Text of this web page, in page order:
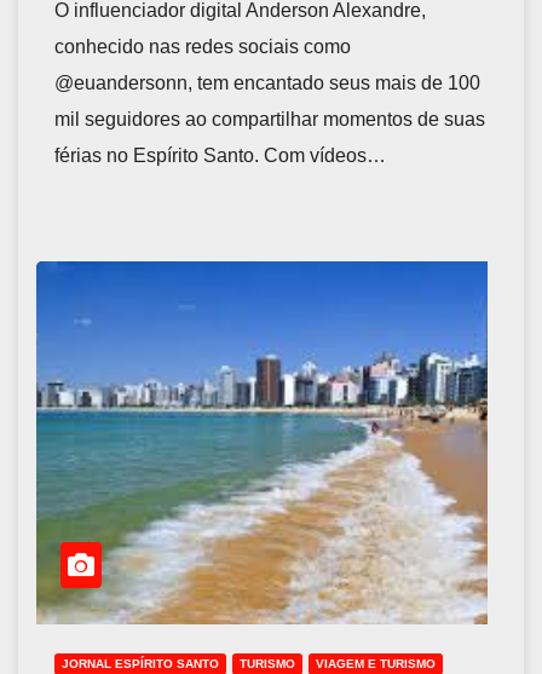
O influenciador digital Anderson Alexandre,
conhecido nas redes sociais como
@euandersonn, tem encantado seus mais de 100
mil seguidores ao compartilhar momentos de suas
férias no Espírito Santo. Com vídeos…
JORNAL ESPÍRITO SANTO TURISMO VIAGEM E TURISMO